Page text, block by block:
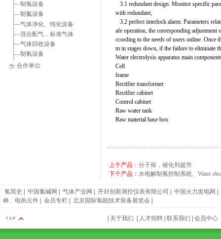
制氢设备
制氮设备
气体净化、纯化设备
混合配气，标准气体
气体回收设备
制氧设备
合作单位
3.1 redundant design. Monitor specific
with redundant;
3.2 perfect interlock alarm. Parameters
afe operation, the corresponding
ccording to the needs of users online. Once
m in stages down, if the failure to eliminate
Water electrolysis apparatus main
Cell
frame
Rectifier transformer
Rectifier cabinet
Control cabinet
Raw water tank
Raw material base box
·上个产品： 分子筛，催化剂超市
·下个产品： 水电解制氢控制系统、Water
氢简史 中国氯碱网 气体产业网 开封创新测控仪表有限公司 中国火力发电网
棒、电热元件
会员专栏 北京国际氢能技术装备展览会
关于我们 人才招聘 联系我们 会员中心